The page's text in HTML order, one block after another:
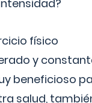
físico
y
beneficioso
salud,